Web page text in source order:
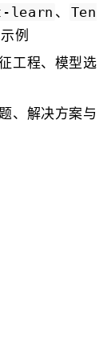
learn 、
Ten
示例
工程、模型选
、解决方案与